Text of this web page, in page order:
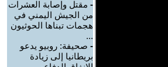
- مقتل وإصابة العشرات
من الجيش اليمني في
هجمات تبناها الحوثيون
...
- صحيفة: روبيو يدعو
بريطانيا إلى زيادة